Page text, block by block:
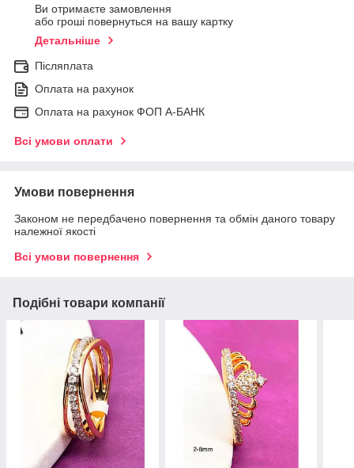
Ви отримаєте замовлення
або гроші повернуться на вашу картку
Детальніше
Післяплата
Оплата на рахунок
Оплата на рахунок ФОП А-БАНК
Всі умови оплати
Умови повернення
Законом не передбачено повернення та обмін даного товару
належної якості
Всі умови повернення
Подібні товари компанії